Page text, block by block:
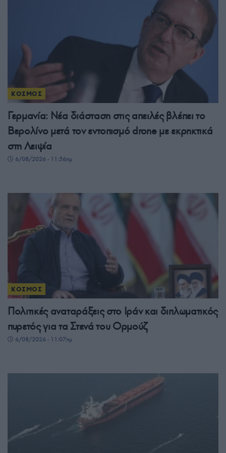
ΚΟΣΜΟΣ
Γερμανία: Νέα διάσταση στις απειλές βλέπει το
Βερολίνο μετά τον εντοπισμό drone με εκρηκτικά
στη Λειψία
6/08/2026 - 11:56πμ
ΚΟΣΜΟΣ
Πολιτικές αναταράξεις στο Ιράν και διπλωματικός
πυρετός για τα Στενά του Ορμούζ
6/08/2026 - 11:07πμ